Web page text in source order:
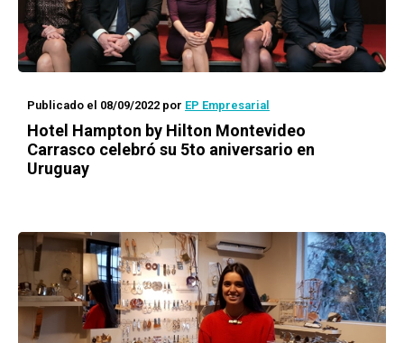
Publicado el 08/09/2022 por EP Empresarial
Hotel Hampton by Hilton Montevideo
Carrasco celebró su 5to aniversario en
Uruguay